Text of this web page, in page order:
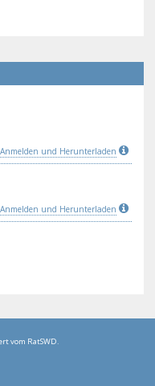
Anmelden und Herunterladen
Anmelden und Herunterladen
vom RatSWD.